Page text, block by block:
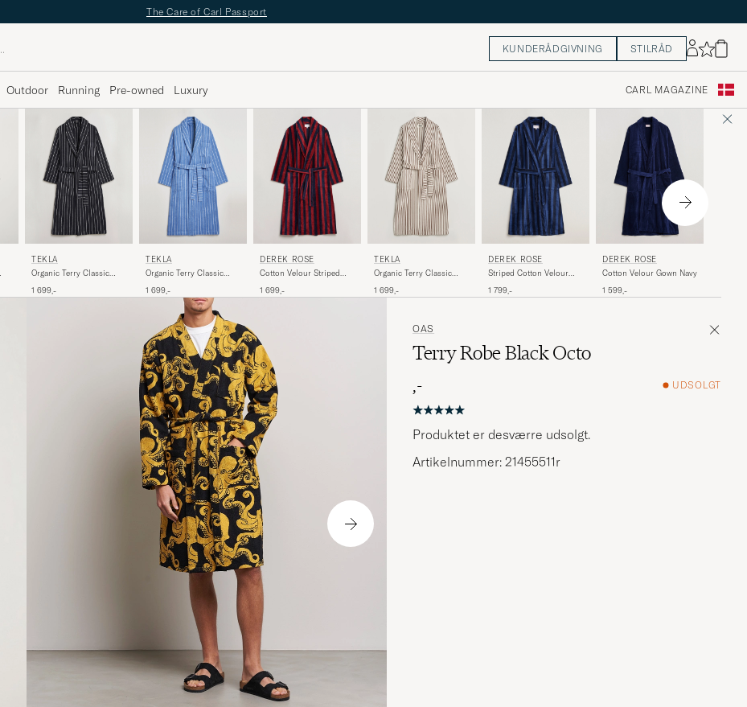
Fri fragt over 499;-✔Fri retur✔1–3 dages levering
KUNDERÅDGIVNING STILRÅD
Outdoor Running Pre-owned Luxury CARL MAGAZINE
TEKLA
Organic Terry Classic
1 699,-
TEKLA
Organic Terry Classic
1 699,-
DEREK ROSE
Cotton Velour Striped
1 699,-
TEKLA
Organic Terry Classic
1 699,-
DEREK ROSE
Striped Cotton Velour
1 799,-
DEREK ROSE
Cotton Velour Gown Navy
1 599,-
OAS
Terry Robe Black Octo
,-
UDSOLGT
Produktet er desværre udsolgt.
Artikelnummer: 21455511r